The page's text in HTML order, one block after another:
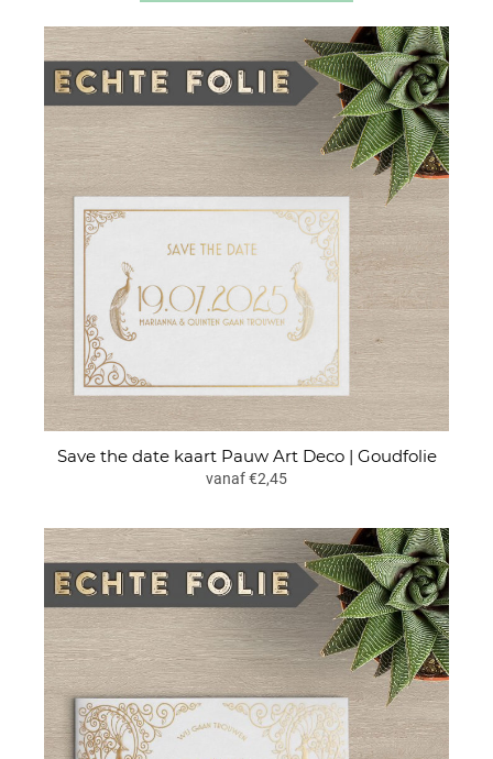
Save the date kaart Pauw Art Deco | Goudfolie
vanaf €2,45